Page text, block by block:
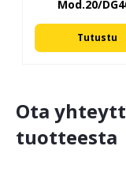
Mod.20/
Tutustu
Ota
tuotteesta